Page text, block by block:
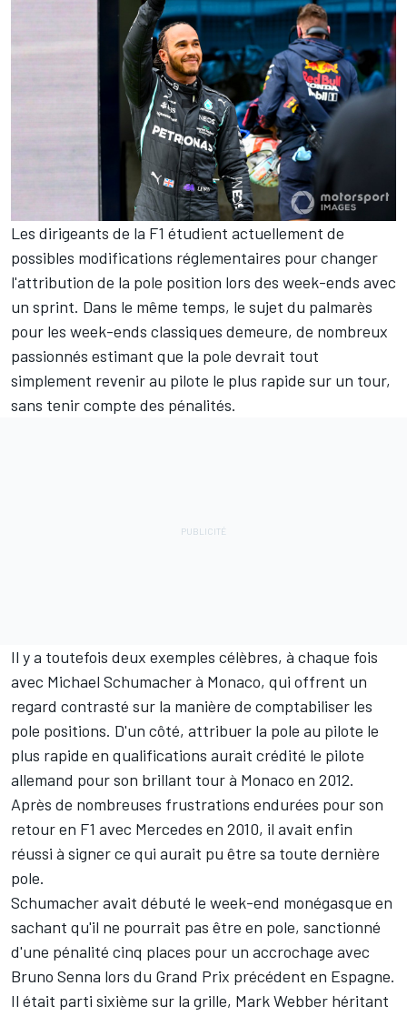
Les dirigeants de la F1 étudient actuellement de
possibles modifications réglementaires pour changer
l'attribution de la pole position lors des week-ends avec
un sprint. Dans le même temps, le sujet du palmarès
pour les week-ends classiques demeure, de nombreux
passionnés estimant que la pole devrait tout
simplement revenir au pilote le plus rapide sur un tour,
sans tenir compte des pénalités.
Il y a toutefois deux exemples célèbres, à chaque fois
avec Michael Schumacherà Monaco, qui offrent un
regard contrasté sur la manière de comptabiliser les
pole positions. D'un côté, attribuer la pole au pilote le
plus rapide en qualifications aurait crédité le pilote
allemand pour son brillant tour à Monaco en 2012.
Après de nombreuses frustrations endurées pour son
retour en F1 avec Mercedes en 2010, il avait enfin
réussi à signer ce qui aurait pu être sa toute dernière
pole.
Schumacher avait débuté le week-end monégasque en
sachant qu'il ne pourrait pas être en pole, sanctionné
d'une pénalité cinq places pour un accrochage avec
Bruno Senna lors du Grand Prix précédent en Espagne.
Il était parti sixième sur la grille, Mark Webber héritant